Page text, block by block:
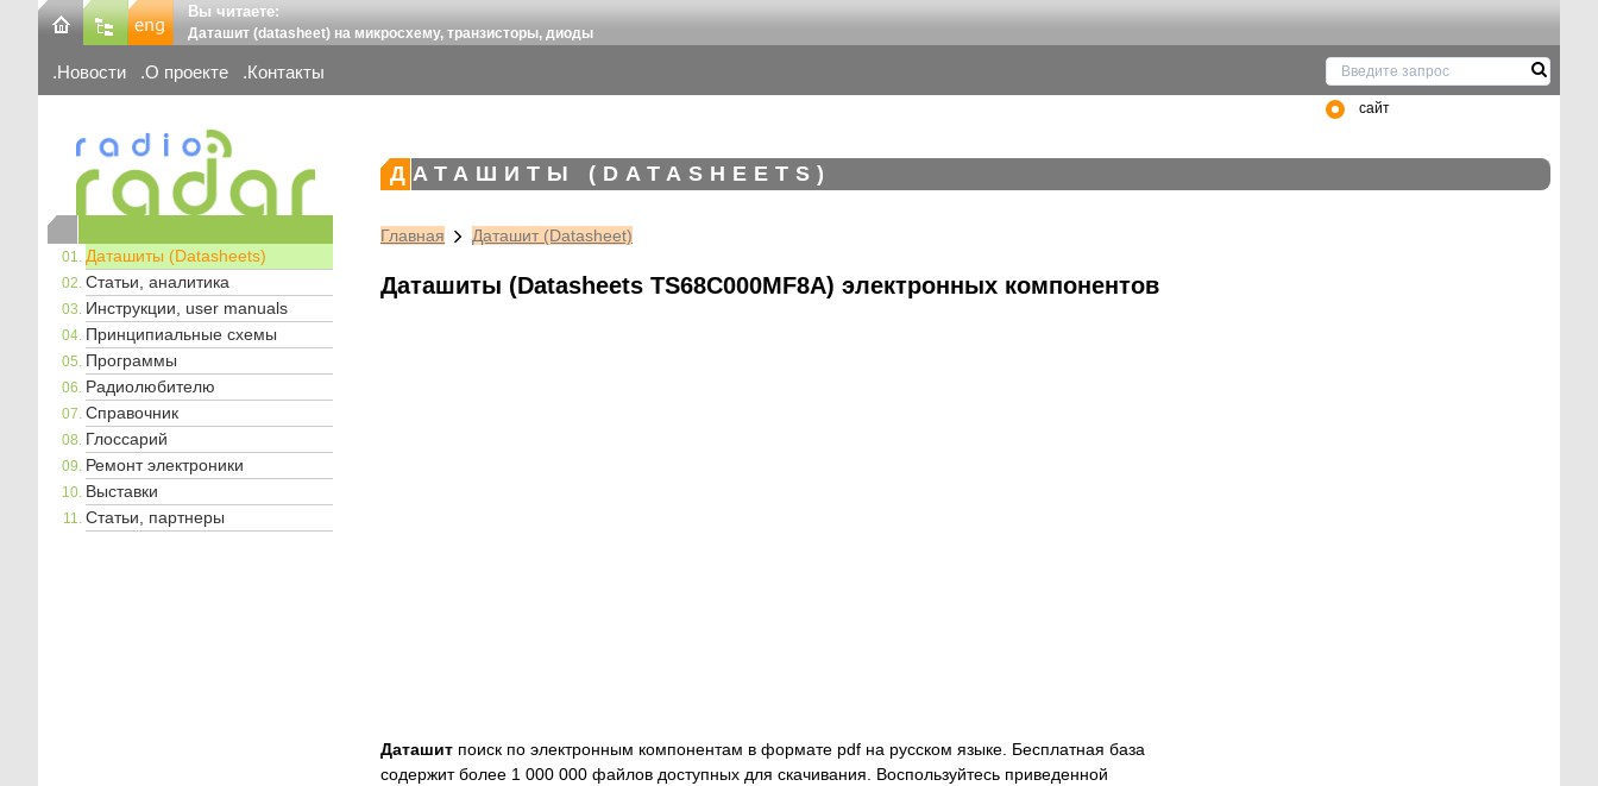
Вы читаете:
Даташит (datasheet) на микросхему, транзисторы, диоды
Новости О проекте Контакты
сайт
Даташиты (Datasheets)
Статьи, аналитика
Инструкции, user manuals
Принципиальные схемы
Программы
Радиолюбителю
Справочник
Глоссарий
Ремонт электроники
Выставки
Статьи, партнеры
ДАТАШИТЫ (DATASHEETS)
Главная Даташит (Datasheet)
Даташиты (Datasheets TS68C000MF8A) электронных компонентов
Даташит поиск по электронным компонентам в формате pdf на русском языке. Бесплатная база
содержит более 1 000 000 файлов доступных для скачивания. Воспользуйтесь приведенной